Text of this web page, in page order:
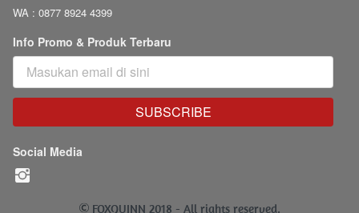
WA : 0877 8924 4399
Info Promo & Produk Terbaru
`
SUBSCRIBE
Social Media
FOXQUINN 2018 - All rights reserved.